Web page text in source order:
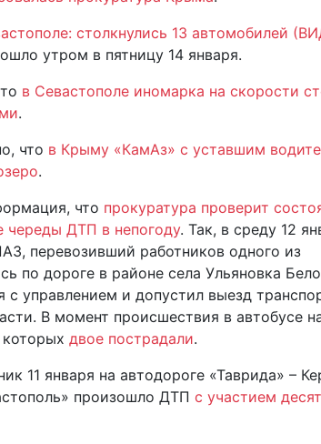
столкнулись 13 автомобилей
утром в пятницу 14 января.
в Севастополе иномарка на скорости
.
что в Крыму «КамАз» с уставшим
.
что прокуратура проверит
череды ДТП в непогоду. Так, в среду 12
перевозивший работников одного из
по дороге в районе села Ульяновка
с управлением и допустил выезд
В момент происшествия в автобусе
двое пострадали.
11 января на автодороге «Таврида» –
произошло ДТП с участием